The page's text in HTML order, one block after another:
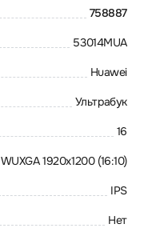
758887
53014MUA
Huawei
Ультрабук
16
WUXGA 1920x1200 (16:10)
IPS
Нет